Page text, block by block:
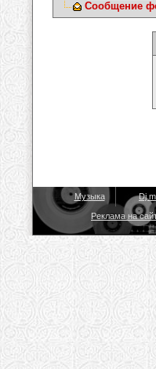
Сообщение
Музыка Dj
Реклама на